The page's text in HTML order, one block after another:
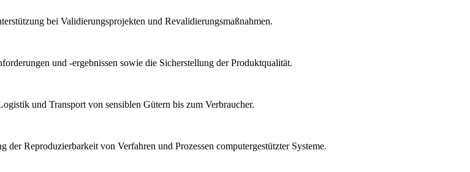
bei Validierungsprojekten und Revalidierungsmaßnahmen.
und -ergebnissen sowie die Sicherstellung der Produktqualität.
und Transport von sensiblen Gütern bis zum Verbraucher.
Reproduzierbarkeit von Verfahren und Prozessen computergestützter Systeme.